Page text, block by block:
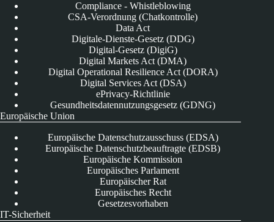
Compliance - Whistleblowing
CSA-Verordnung (Chatkontrolle)
Data Act
Digitale-Dienste-Gesetz (DDG)
Digital-Gesetz (DigiG)
Digital Markets Act (DMA)
Digital Operational Resilience Act (DORA)
Digital Services Act (DSA)
ePrivacy-Richtlinie
Gesundheitsdatennutzungsgesetz (GDNG)
Europäische Union
Europäische Datenschutzausschuss (EDSA)
Europäische Datenschutzbeauftragte (EDSB)
Europäische Kommission
Europäisches Parlament
Europäischer Rat
Europäisches Recht
Gesetzesvorhaben
IT-Sicherheit